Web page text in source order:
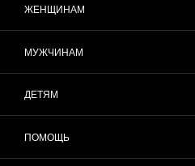
ЖЕНЩИНАМ
МУЖЧИНАМ
ДЕТЯМ
ПОМОЩЬ